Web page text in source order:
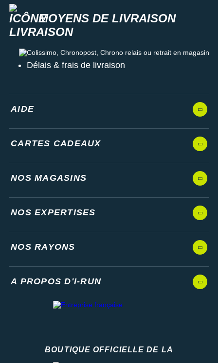
MOYENS DE LIVRAISON
Colissimo, Chronopost, Chrono relais ou retrait en magasin
Délais & frais de livraison
AIDE
CARTES CADEAUX
NOS MAGASINS
NOS EXPERTISES
NOS RAYONS
A PROPOS D'I-RUN
BOUTIQUE OFFICIELLE DE LA